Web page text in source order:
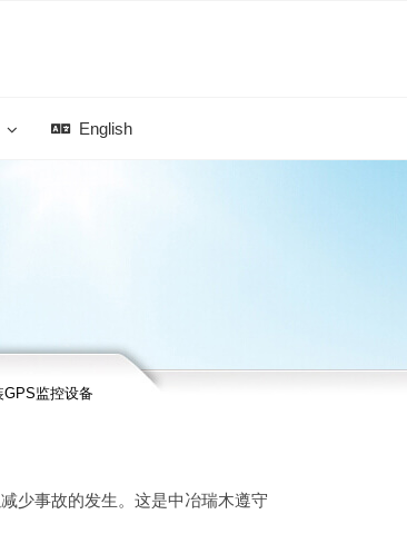
English
监控设备
少事故的发生。这是中冶瑞木遵守